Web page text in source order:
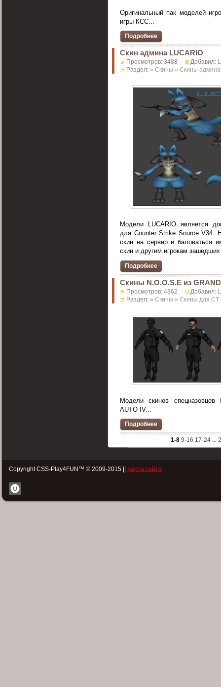
Оригинальный пак моделей
игры КСС...
Подробнее
Скин админа LUCARIO
Просмотров: 3488 Добавил:
Раздел: » Скины » Скины админа
Модели LUCARIO является
для Counter Strike Source V34.
скин на сервер и баловаться
скин и другим игрокам
Подробнее
Скины N.O.O.S.E из
Просмотров: 4362 Добавил:
Раздел: » Скины » Скины для CT
Модели скинов
AUTO IV...
Подробнее
1-8 9-16 17-24
Copyright CSS-Play4FUN™ © 2009-2015 || Карта сайта